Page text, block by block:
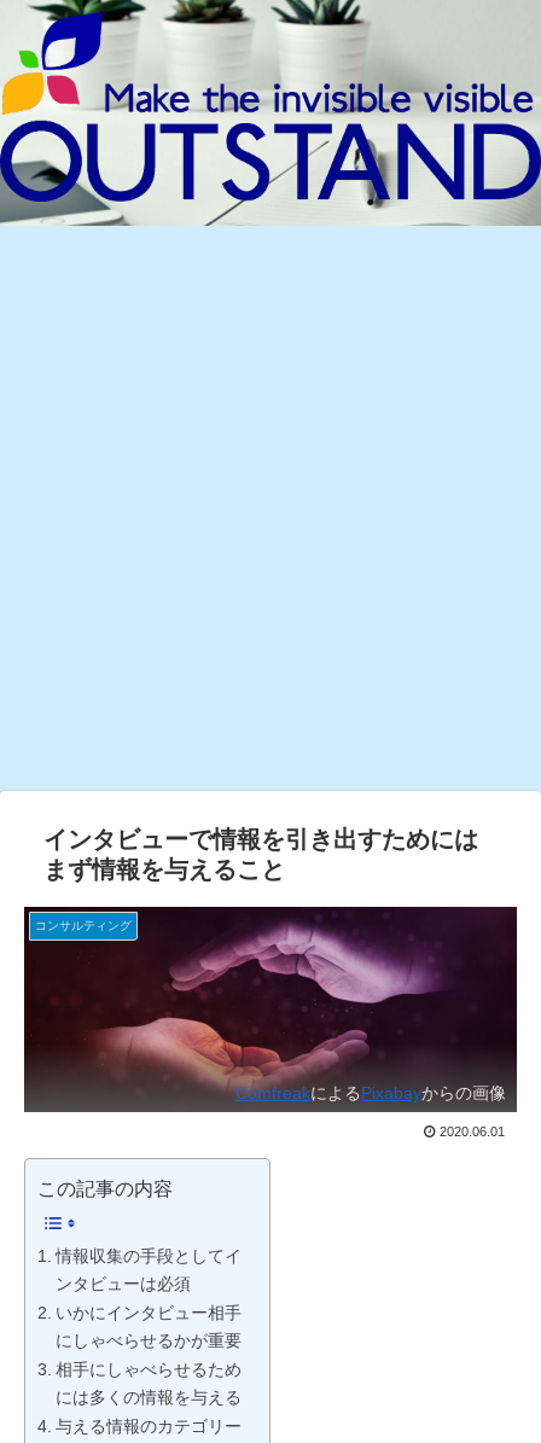
インタビューで情報を引き出すためには
まず情報を与えること
コンサルティング
ComfreakによるPixabayからの画像
2020.06.01
この記事の内容
情報収集の手段としてイ
ンタビューは必須
いかにインタビュー相手
にしゃべらせるかが重要
相手にしゃべらせるため
には多くの情報を与える
与える情報のカテゴリー